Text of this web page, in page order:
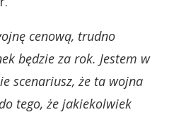
cenową, trudno
będzie za rok. Jestem w
scenariusz, że ta wojna
tego, że jakiekolwiek